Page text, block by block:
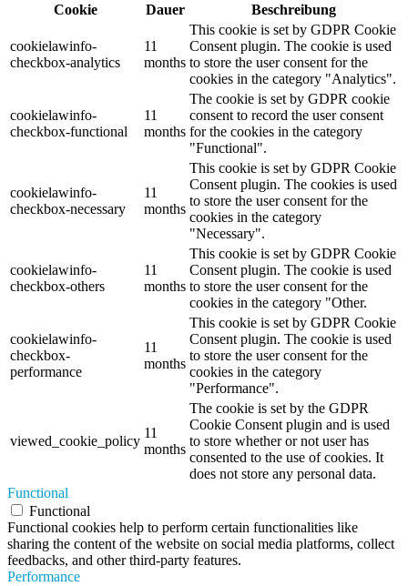
Cookie
Dauer Beschreibung
cookielawinfo-
checkbox-analytics
11
months
This cookie is set by GDPR Cookie
Consent plugin. The cookie is used
to store the user consent for the
cookies in the category "Analytics".
cookielawinfo-
checkbox-functional
11
months
The cookie is set by GDPR cookie
consent to record the user consent
for the cookies in the category
"Functional".
cookielawinfo-
checkbox-necessary
11
months
This cookie is set by GDPR Cookie
Consent plugin. The cookies is used
to store the user consent for the
cookies in the category
"Necessary".
cookielawinfo-
checkbox-others
11
months
This cookie is set by GDPR Cookie
Consent plugin. The cookie is used
to store the user consent for the
cookies in the category "Other.
cookielawinfo-
checkbox-
performance
11
months
This cookie is set by GDPR Cookie
Consent plugin. The cookie is used
to store the user consent for the
cookies in the category
"Performance".
viewed_cookie_policy
11
months
The cookie is set by the GDPR
Cookie Consent plugin and is used
to store whether or not user has
consented to the use of cookies. It
does not store any personal data.
Functional
Functional
Functional cookies help to perform certain functionalities like
sharing the content of the website on social media platforms, collect
feedbacks, and other third-party features.
Performance